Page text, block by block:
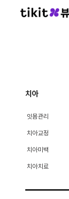
치아
잇몸관리
치아교정
치아미백
치아치료